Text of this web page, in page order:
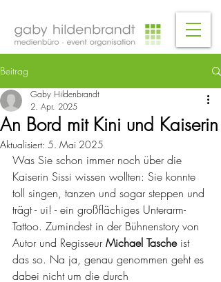
Beitrag
An Bord mit Kini und Kaiserin
Gaby Hildenbrandt
2. Apr. 2025
Aktualisiert: 5. Mai 2025
Was Sie schon immer noch über die
Kaiserin Sissi wissen wollten: Sie konnte
toll singen, tanzen und sogar steppen und
trägt - ui! - ein großflächiges Unterarm-
Tattoo. Zumindest in der Bühnenstory von
Autor und Regisseur Michael Tasche ist
das so. Na ja, genau genommen geht es
dabei nicht um die durch